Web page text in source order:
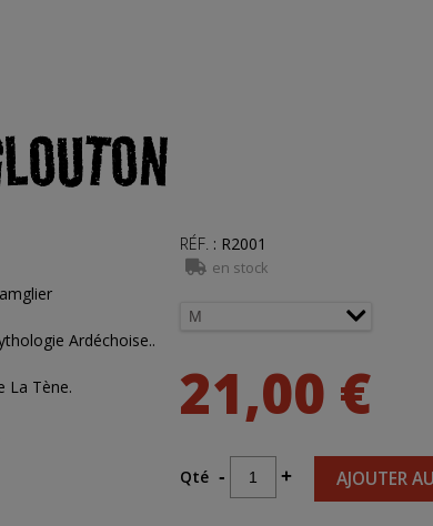
RÉF. : R2001
en stock
21,00 €
Qté - + AJOUTER
Ardéchoise..
La Tène.